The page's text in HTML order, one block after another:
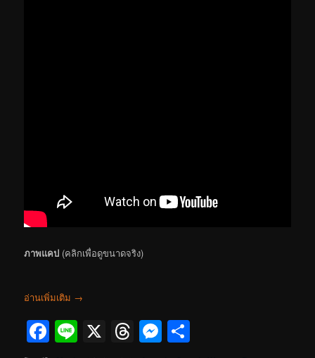
ภาพแคป (คลิกเพื่อดูขนาดจริง)
อ่านเพิ่มเติม →
Facebook
Line
X Threads
Messenger